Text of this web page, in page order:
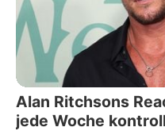
Alan Ritchsons
jede Woche